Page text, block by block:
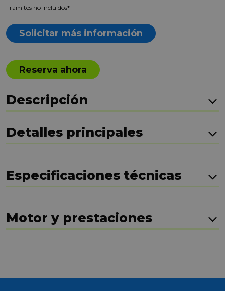
Tramites no incluidos*
Solicitar más información
Reserva ahora
Descripción
Detalles principales
Especificaciones técnicas
Motor y prestaciones